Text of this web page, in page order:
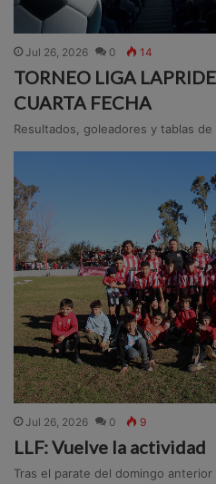
Jul 26, 2026 0 14
TORNEO LIGA
CUARTA FECHA
Resultados, goleadores y tablas
Jul 26, 2026 0 9
LLF: Vuelve la actividad
Tras el parate del domingo